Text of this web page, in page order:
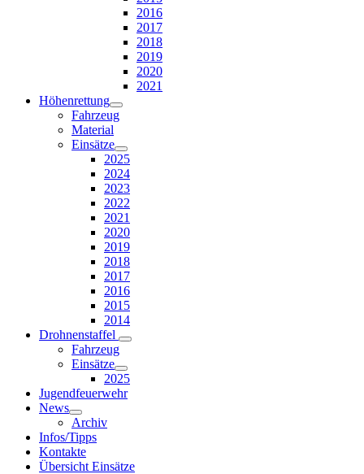
2016
2017
2018
2019
2020
2021
Höhenrettung
Fahrzeug
Material
Einsätze
2025
2024
2023
2022
2021
2020
2019
2018
2017
2016
2015
2014
Drohnenstaffel
Fahrzeug
Einsätze
2025
Jugendfeuerwehr
News
Archiv
Infos/Tipps
Kontakte
Übersicht Einsätze